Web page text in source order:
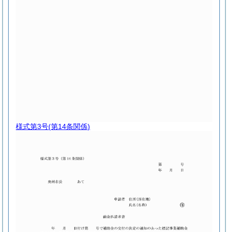
様式第3号(第14条関係)